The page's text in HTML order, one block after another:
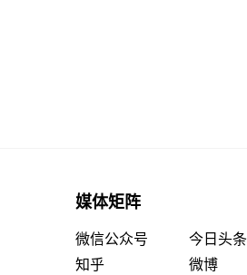
媒体矩阵
微信公众号
今日头条
知乎
微博